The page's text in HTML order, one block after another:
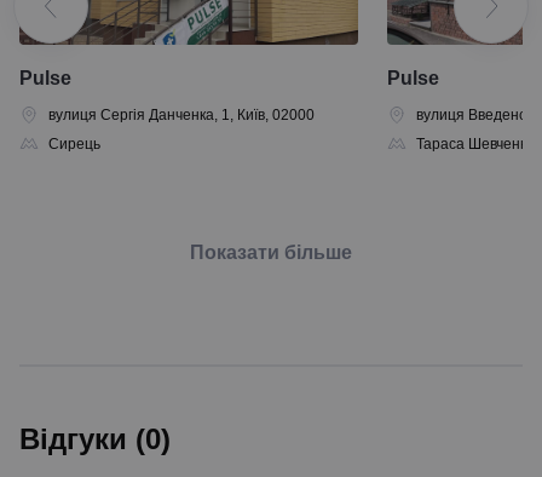
Pulse
вулиця Сергія Данченка, 1, Київ, 02000
Сирець
Pulse
вулиця
Тараса Шевченка
Показати більше
Відгуки (0)